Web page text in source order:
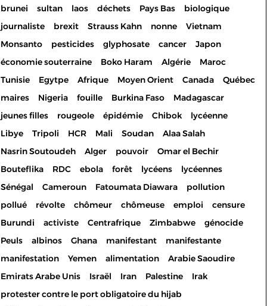
brunei
sultan laos déchets Pays Bas
biologique
journaliste
brexit Strauss Kahn nonne
Vietnam
Monsanto
pesticides glyphosate cancer
Japon
économie souterraine
Boko Haram Algérie
Maroc
Tunisie
Egytpe Afrique Moyen Orient Canada
Québec
maires
Nigeria fouille Burkina Faso
Madagascar
jeunes filles
rougeole épidémie Chibok
lycéenne
Libye
Tripoli HCR Mali Soudan
Alaa Salah
Nasrin Soutoudeh
Alger pouvoir
Omar el Bechir
Bouteflika
RDC ebola forêt lycéens
lycéennes
Sénégal
Cameroun Fatoumata Diawara
pollution
pollué
révolte chômeur chômeuse emploi
censure
Burundi
activiste Centrafrique Zimbabwe
génocide
Peuls
albinos Ghana manifestant
manifestante
manifestation
Yemen alimentation
Arabie Saoudire
Emirats Arabe Unis
Israël Iran Palestine
Irak
protester contre le port obligatoire du hijab